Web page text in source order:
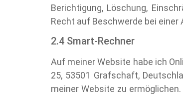
Berichtigung, Löschung,
Recht auf Beschwerde bei
2.4 Smart-Rechner
Auf meiner Website habe ich
25, 53501 Grafschaft,
meiner Website zu